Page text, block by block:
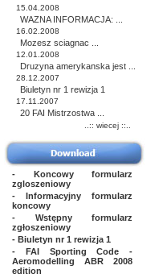
15.04.2008
WAZNA INFORMACJA: ...
16.02.2008
Mozesz sciagnac ...
12.01.2008
Druzyna amerykanska jest ...
28.12.2007
Biuletyn nr 1 rewizja 1
17.11.2007
20 FAI Mistrzostwa ...
..:: wiecej ::..
- Koncowy formularz
zgloszeniowy
- Informacyjny formularz
koncowy
- Wstępny formularz
zgłoszeniowy
- Biuletyn nr 1 rewizja 1
- FAI Sporting Code -
Aeromodelling ABR 2008
edition